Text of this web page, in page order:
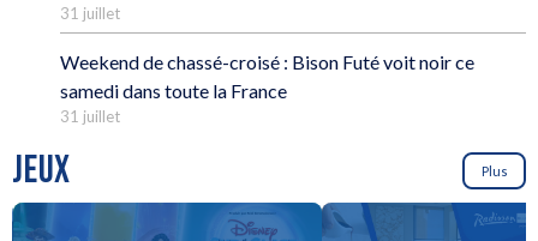
31 juillet
Weekend de chassé-croisé : Bison Futé voit noir ce
samedi dans toute la France
31 juillet
JEUX Plus